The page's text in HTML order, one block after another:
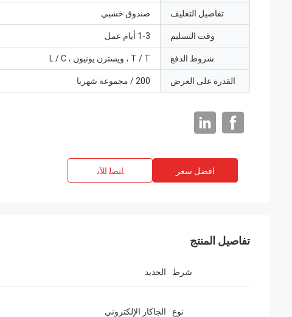
تفاصيل التغليف صندوق خشبي
وقت التسليم 1-3 أيام عمل
شروط الدفع T / T ، ويسترن يونيون ، L / C
القدرة على العرض 200 / مجموعة شهريا
افضل سعر ﺎﺘﺼﻟ ﺍﻶﻧ
تفاصيل المنتج
شرط الجديد
نوع الجاكار الإلكتروني